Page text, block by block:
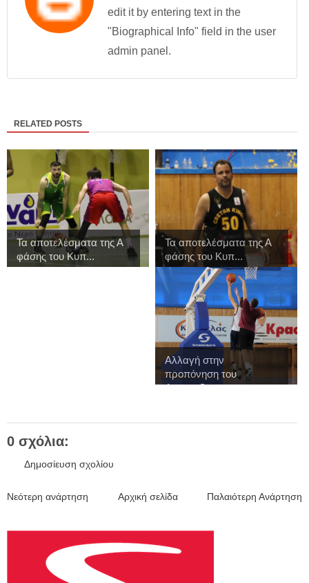
edit it by entering text in the
"Biographical Info" field in the user
admin panel.
RELATED POSTS
Τα αποτελέσματα της Α
φάσης του Κυπ...
Τα αποτελέσματα της Α
φάσης του Κυπ...
Αλλαγή στην
προπόνηση του
Αναπτυξια...
0 σχόλια:
Δημοσίευση σχολίου
Νεότερη ανάρτηση Παλαιότερη Ανάρτηση
Αρχική σελίδα